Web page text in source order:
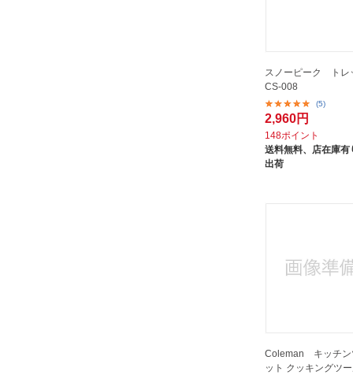
スノーピーク トレ
CS-008
(5)
2,960円
148ポイント
送料無料、 店在庫有
出荷
Coleman キッチン
ット クッキングツ